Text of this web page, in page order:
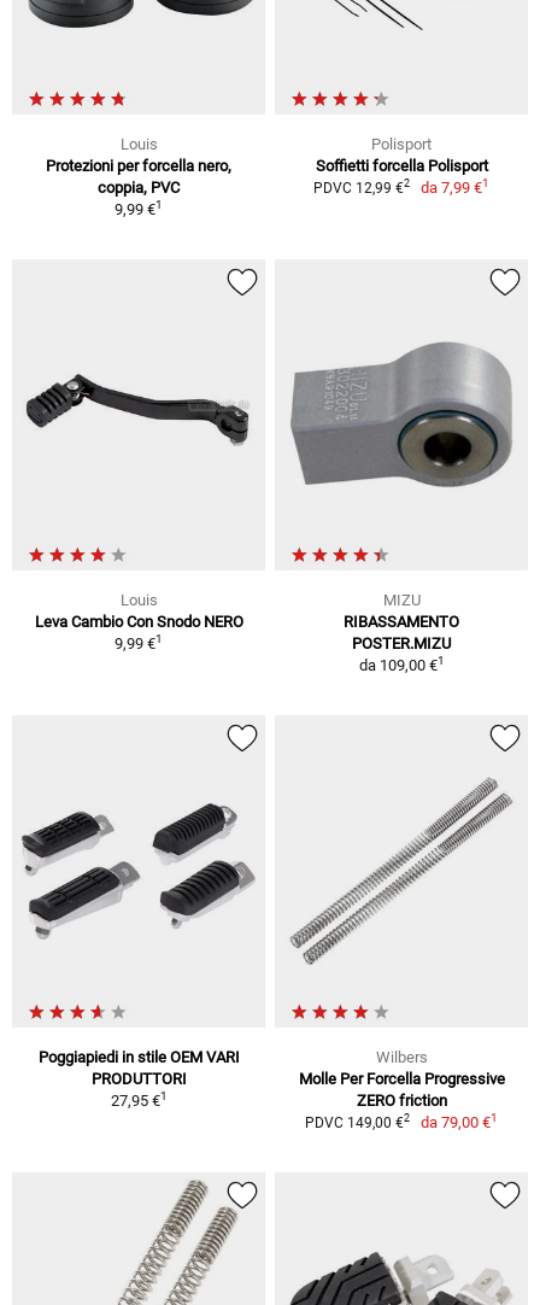
Louis
Protezioni per forcella nero,
coppia, PVC
9,99 €1
Polisport
Soffietti forcella Polisport
PDVC 12,99 €2 da7,99 €1
Louis
Leva Cambio Con Snodo NERO
9,99 €1
MIZU
RIBASSAMENTO
POSTER.MIZU
da 109,00 €1
Poggiapiedi in stile OEM VARI
PRODUTTORI
27,95 €1
Wilbers
Molle Per Forcella Progressive
ZERO friction
PDVC 149,00 €2 da79,00 €1